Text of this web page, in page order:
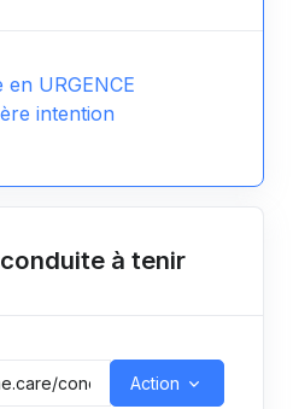
en URGENCE
intention
à tenir
Action